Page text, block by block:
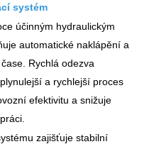
systém
účinným hydraulickým
automatické naklápění a
Rychlá odezva
a rychlejší proces
efektivitu a snižuje
zajišťuje stabilní